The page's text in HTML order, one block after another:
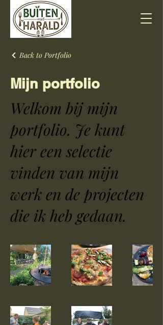
Back to Portfolio
Mijn portfolio
Welkom bij mijn
portfolio. Je kunt
hier een selectie
vinden van mijn
werk en de projecten
die ik heb gedaan.